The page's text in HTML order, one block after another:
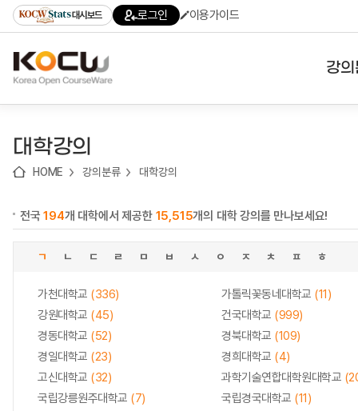
기
기
기
content)
가
대시보드 로그인 이용가이드
강
대학강의
HOME 강의분류 대학강의
전국194개 대학에서 제공한 15,515개의 대학 강의를 만나보세요!
ㄱ ㄴ ㄷ ㄹ ㅁ ㅂ ㅅ ㅇ ㅈ ㅊ ㅍ ㅎ
가천대학교 (336) 가톨릭꽃동네대학교 (11)
강원대학교 (45) 건국대학교 (999)
경동대학교 (52) 경북대학교 (109)
경일대학교 (23) 경희대학교 (4)
고신대학교 (32) 과학기술연합대학원대학교
국립강릉원주대학교 (7) 국립경국대학교 (11)